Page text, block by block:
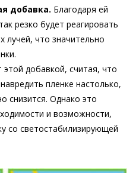
добавка. Благодаря ей
резко будет реагировать
лучей, что значительно
добавкой, считая, что
пленке настолько,
снизится. Однако это
и возможности,
со светостабилизирующей